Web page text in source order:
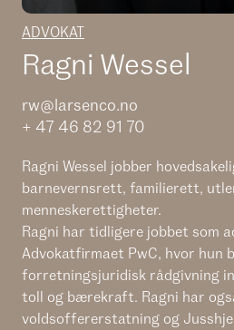
ADVOKAT
Ragni Wessel
rw@larsenco.no
+ 47 46 82 91 70
Ragni Wessel jobber
barnevernsrett, familierett,
menneskerettigheter.
Ragni har tidligere jobbet som
Advokatfirmaet PwC, hvor hun
forretningsjuridisk rådgivning
toll og bærekraft. Ragni har
voldsoffererstatning og